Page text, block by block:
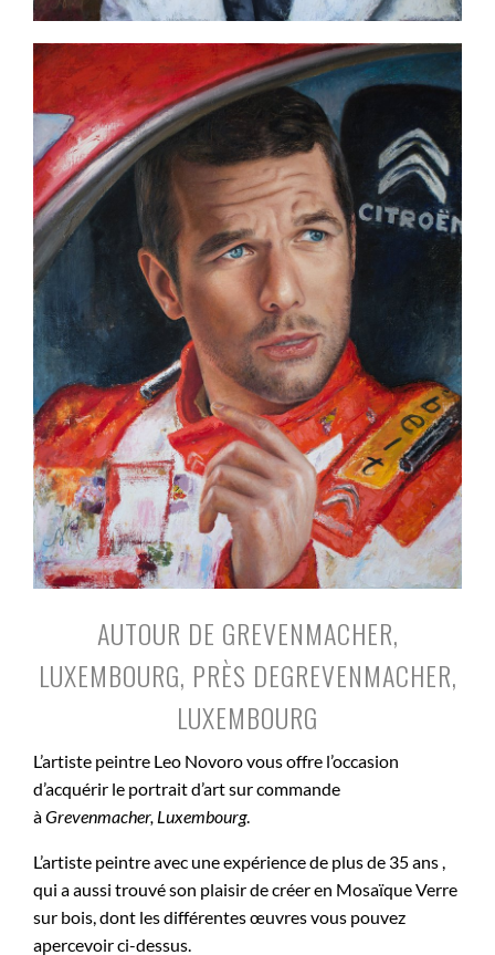
AUTOUR DE GREVENMACHER,
LUXEMBOURG, PRÈS DEGREVENMACHER,
LUXEMBOURG
L’artiste peintre Leo Novoro vous offre l’occasion
d’acquérir le portrait d’art sur commande
àGrevenmacher, Luxembourg.
L’artiste peintre avec une expérience de plus de 35 ans ,
qui a aussi trouvé son plaisir de créer en Mosaïque Verre
sur bois, dont les différentes œuvres vous pouvez
apercevoir ci-dessus.